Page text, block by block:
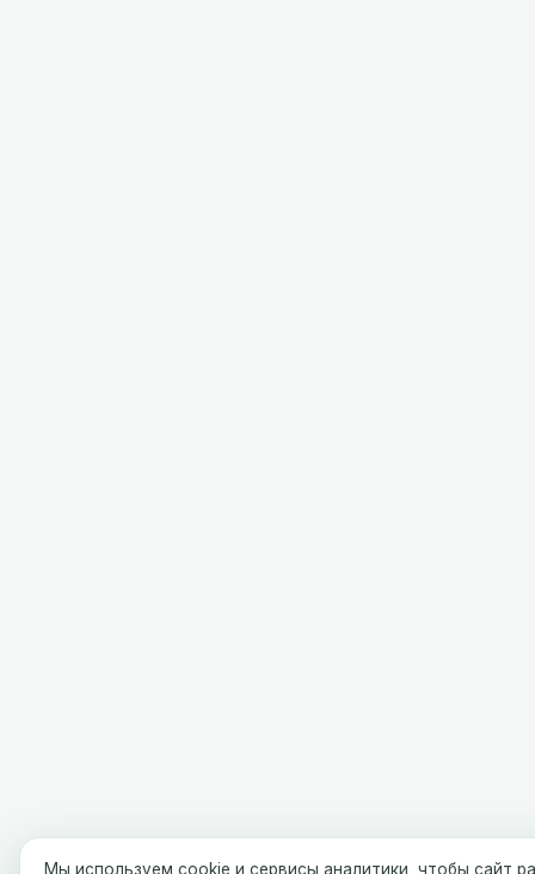
Мы используем cookie и сервисы аналитики, чтобы сайт